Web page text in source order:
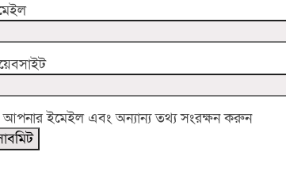
আপনার ইমেইল এবং অন্যান্য তথ্য সংরক্ষন করুন